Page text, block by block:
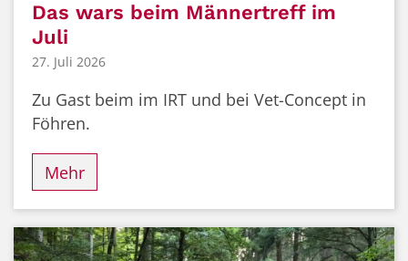
Das wars beim Männertreff im
Juli
27. Juli 2026
Zu Gast beim im IRT und bei Vet-Concept in
Föhren.
Mehr